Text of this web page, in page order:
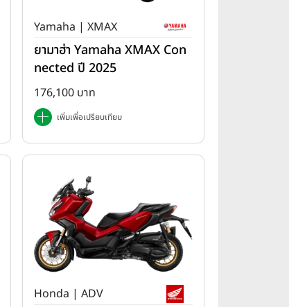
Yamaha | XMAX
ยามาฮ่า Yamaha XMAX Con
nected ปี 2025
176,100 บาท
เพิ่มเพื่อเปรียบเทียบ
Honda | ADV